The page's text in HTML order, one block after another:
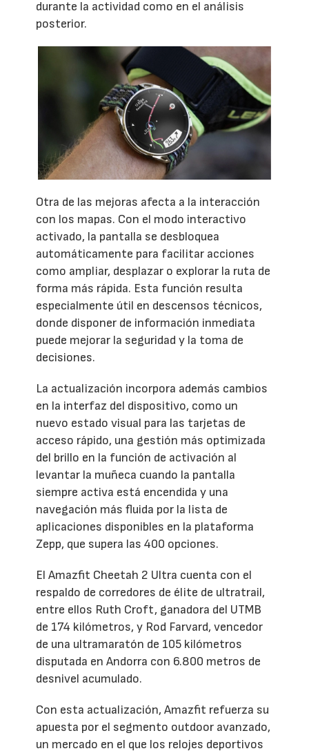
durante la actividad como en el análisis
posterior.
Otra de las mejoras afecta a la interacción
con los mapas. Con el modo interactivo
activado, la pantalla se desbloquea
automáticamente para facilitar acciones
como ampliar, desplazar o explorar la ruta de
forma más rápida. Esta función resulta
especialmente útil en descensos técnicos,
donde disponer de información inmediata
puede mejorar la seguridad y la toma de
decisiones.
La actualización incorpora además cambios
en la interfaz del dispositivo, como un
nuevo estado visual para las tarjetas de
acceso rápido, una gestión más optimizada
del brillo en la función de activación al
levantar la muñeca cuando la pantalla
siempre activa está encendida y una
navegación más fluida por la lista de
aplicaciones disponibles en la plataforma
Zepp, que supera las 400 opciones.
El Amazfit Cheetah 2 Ultra cuenta con el
respaldo de corredores de élite de ultratrail,
entre ellos Ruth Croft, ganadora del UTMB
de 174 kilómetros, y Rod Farvard, vencedor
de una ultramaratón de 105 kilómetros
disputada en Andorra con 6.800 metros de
desnivel acumulado.
Con esta actualización, Amazfit refuerza su
apuesta por el segmento outdoor avanzado,
un mercado en el que los relojes deportivos